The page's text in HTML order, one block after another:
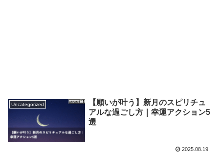
Uncategorized
【願いが叶う】新月のスピリチュ
アルな過ごし方｜幸運アクション5
選
2025.08.19